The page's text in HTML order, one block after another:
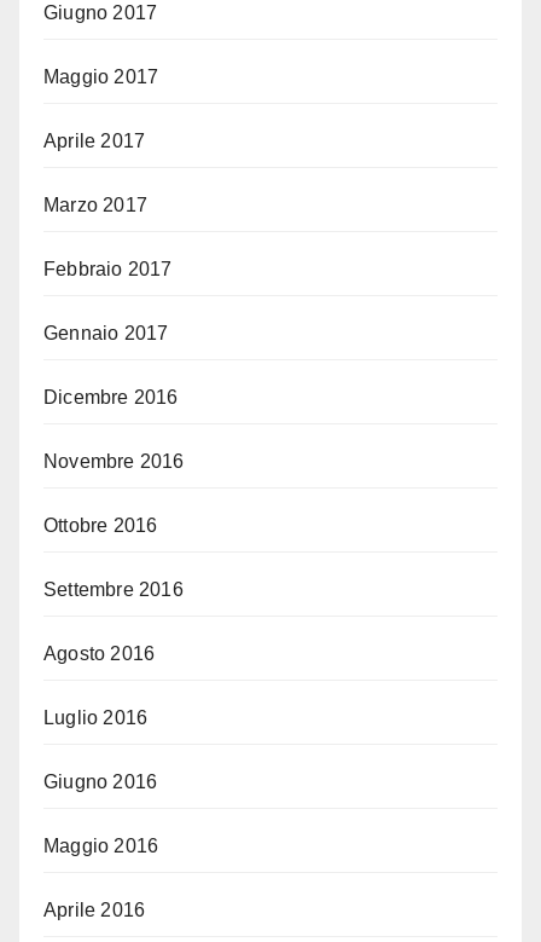
Giugno 2017
Maggio 2017
Aprile 2017
Marzo 2017
Febbraio 2017
Gennaio 2017
Dicembre 2016
Novembre 2016
Ottobre 2016
Settembre 2016
Agosto 2016
Luglio 2016
Giugno 2016
Maggio 2016
Aprile 2016